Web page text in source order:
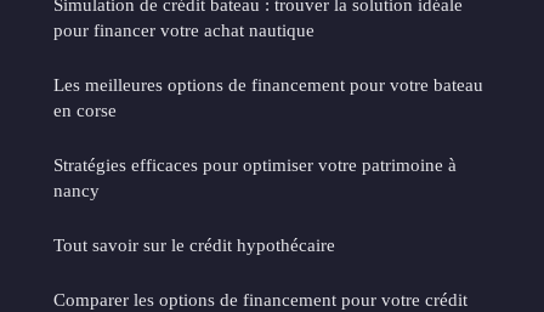
pour financer votre achat nautique
Les meilleures options de financement pour votre bateau
en corse
Stratégies efficaces pour optimiser votre patrimoine à
nancy
Tout savoir sur le crédit hypothécaire
Comparer les options de financement pour votre crédit